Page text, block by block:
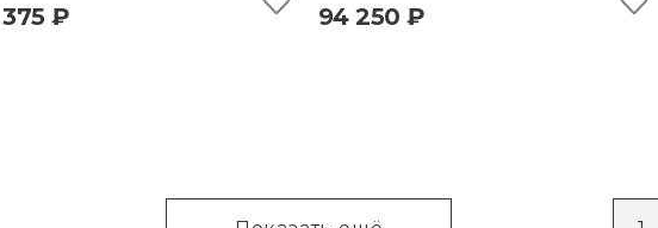
быстрый просмотр
375 ₽ быстрый просмотр
94 250 ₽